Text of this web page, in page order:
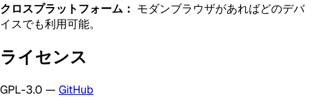
クロスプラットフォーム： モダンブラウザがあればどのデバ
イスでも利用可能。
ライセンス
GPL-3.0 — GitHub